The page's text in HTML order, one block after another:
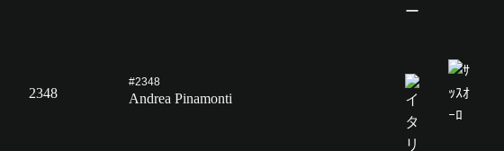
2348
#2348
Andrea Pinamonti